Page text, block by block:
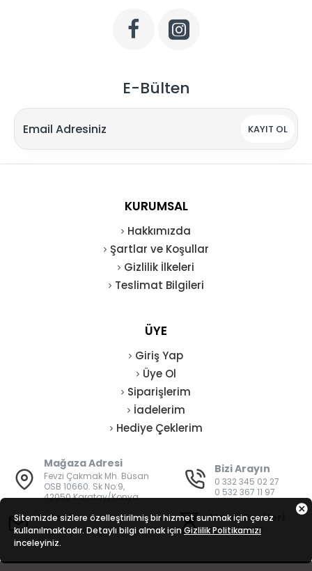
E-Bülten
KAYIT OL
KURUMSAL
Hakkımızda
Şartlar ve Koşullar
Gizlilik İlkeleri
Teslimat Bilgileri
ÜYE
Giriş Yap
Üye Ol
Siparişlerim
İadelerim
Hediye Çeklerim
Mağaza Adresi
Fevzi Çakmak Mh. Büsan
OSB 10660. Sk No:9,
42050 Karatay/Konya
Bizi Arayın
0 332 345 02 27
0 532 367 11 97
E-Posta
bilgi@vatanisguvenligi.com
Mesai Saatleri
08:00 - 19:00
Sitemizde sizlere özelleştirilmiş bir hizmet sunmak için çerez
kullanılmaktadır. Detaylı bilgi almak için Gizlilik Politikamızı
inceleyiniz.